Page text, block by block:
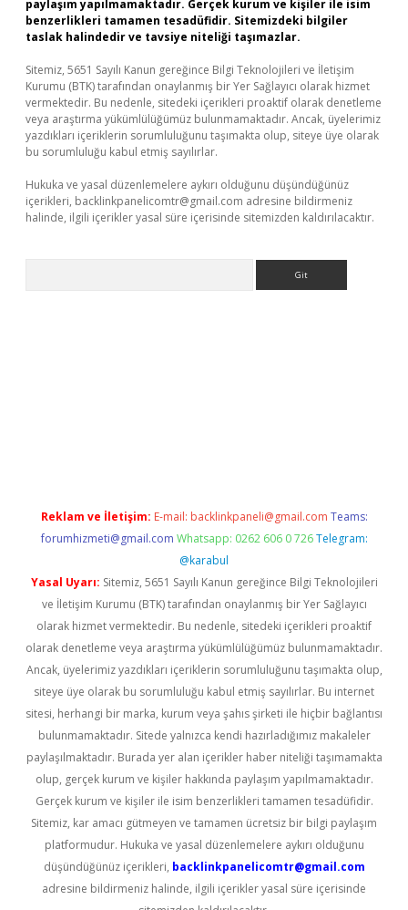
paylaşım yapılmamaktadır. Gerçek kurum ve kişiler ile isim
benzerlikleri tamamen tesadüfidir. Sitemizdeki bilgiler
taslak halindedir ve tavsiye niteliği taşımazlar.
Sitemiz, 5651 Sayılı Kanun gereğince Bilgi Teknolojileri ve İletişim
Kurumu (BTK) tarafından onaylanmış bir Yer Sağlayıcı olarak hizmet
vermektedir. Bu nedenle, sitedeki içerikleri proaktif olarak denetleme
veya araştırma yükümlülüğümüz bulunmamaktadır. Ancak, üyelerimiz
yazdıkları içeriklerin sorumluluğunu taşımakta olup, siteye üye olarak
bu sorumluluğu kabul etmiş sayılırlar.
Hukuka ve yasal düzenlemelere aykırı olduğunu düşündüğünüz
içerikleri, backlinkpanelicomtr@gmail.com adresine bildirmeniz
halinde, ilgili içerikler yasal süre içerisinde sitemizden kaldırılacaktır.
Reklam ve İletişim: E-mail: backlinkpaneli@gmail.com Teams:
forumhizmeti@gmail.com Whatsapp: 0262 606 0 726 Telegram:
@karabul
Yasal Uyarı: Sitemiz, 5651 Sayılı Kanun gereğince Bilgi Teknolojileri
ve İletişim Kurumu (BTK) tarafından onaylanmış bir Yer Sağlayıcı
olarak hizmet vermektedir. Bu nedenle, sitedeki içerikleri proaktif
olarak denetleme veya araştırma yükümlülüğümüz bulunmamaktadır.
Ancak, üyelerimiz yazdıkları içeriklerin sorumluluğunu taşımakta olup,
siteye üye olarak bu sorumluluğu kabul etmiş sayılırlar. Bu internet
sitesi, herhangi bir marka, kurum veya şahıs şirketi ile hiçbir bağlantısı
bulunmamaktadır. Sitede yalnızca kendi hazırladığımız makaleler
paylaşılmaktadır. Burada yer alan içerikler haber niteliği taşımamakta
olup, gerçek kurum ve kişiler hakkında paylaşım yapılmamaktadır.
Gerçek kurum ve kişiler ile isim benzerlikleri tamamen tesadüfidir.
Sitemiz, kar amacı gütmeyen ve tamamen ücretsiz bir bilgi paylaşım
platformudur. Hukuka ve yasal düzenlemelere aykırı olduğunu
düşündüğünüz içerikleri, backlinkpanelicomtr@gmail.com
adresine bildirmeniz halinde, ilgili içerikler yasal süre içerisinde